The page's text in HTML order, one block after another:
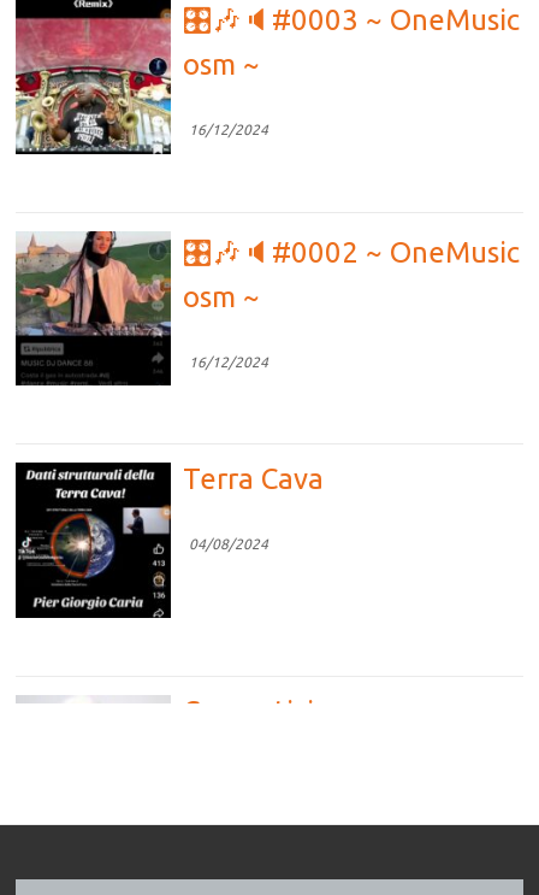
🎛🎶🔈#0003 ~ OneMusic
osm ~
16/12/2024
🎛🎶🔈#0002 ~ OneMusic
osm ~
16/12/2024
Terra Cava
04/08/2024
Competizione vs